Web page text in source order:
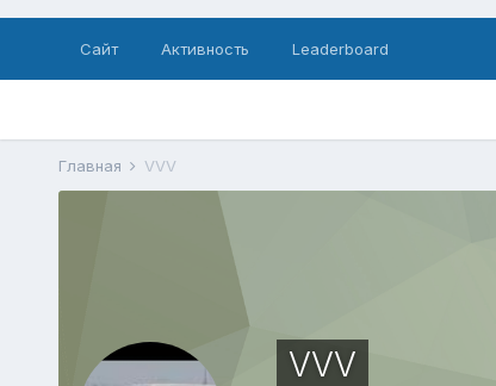
Сайт Активность Leaderboard
Главная VVV
VVV